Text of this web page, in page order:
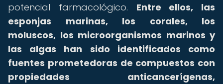
potencial farmacológico. Entre ellos, las
esponjas marinas, los corales, los
moluscos, los microorganismos marinos y
las algas han sido identificados como
fuentes prometedoras de compuestos con
propiedades anticancerígenas,